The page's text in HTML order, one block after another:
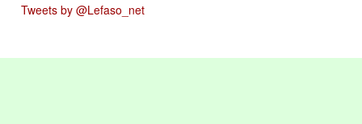
Tweets by @Lefaso_net